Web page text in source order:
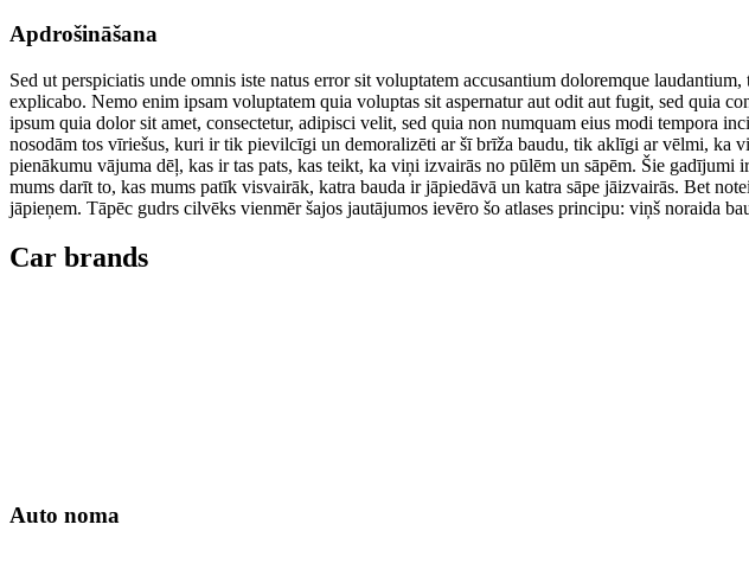
Apdrošināšana
Sed ut perspiciatis unde omnis iste natus error sit voluptatem accusantium doloremque
explicabo. Nemo enim ipsam voluptatem quia voluptas sit aspernatur aut odit aut fugit, sed quia
ipsum quia dolor sit amet, consectetur, adipisci velit, sed quia non numquam eius modi tempora
nosodām tos vīriešus, kuri ir tik pievilcīgi un demoralizēti ar šī brīža baudu, tik aklīgi ar vēlmi, ka
pienākumu vājuma dēļ, kas ir tas pats, kas teikt, ka viņi izvairās no pūlēm un sāpēm. Šie
mums darīt to, kas mums patīk visvairāk, katra bauda ir jāpiedāvā un katra sāpe jāizvairās. Bet
jāpieņem. Tāpēc gudrs cilvēks vienmēr šajos jautājumos ievēro šo atlases principu: viņš noraida
Car brands
Auto noma